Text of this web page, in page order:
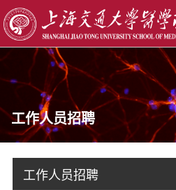
工作人员招聘
工作人员招聘